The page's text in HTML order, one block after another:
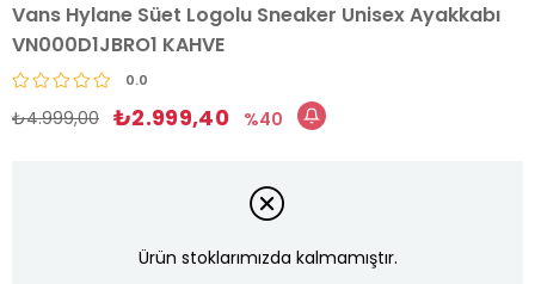
Vans Hylane Süet Logolu Sneaker Unisex Ayakkabı
VN000D1JBRO1 KAHVE
0.0
₺4.999,00 ₺2.999,40 40
Ürün stoklarımızda kalmamıştır.